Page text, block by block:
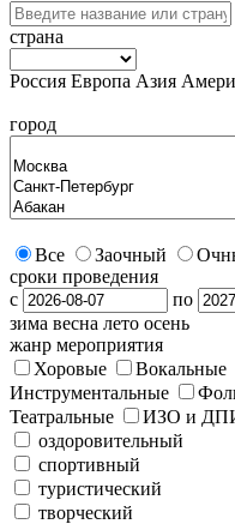
страна
Россия Европа Азия
город
Все Заочный
сроки проведения
с
по
зима весна лето осень
жанр мероприятия
Хоровые
Вокальные
Инструментальные
Театральные
ИЗО и
оздоровительный
спортивный
туристический
творческий